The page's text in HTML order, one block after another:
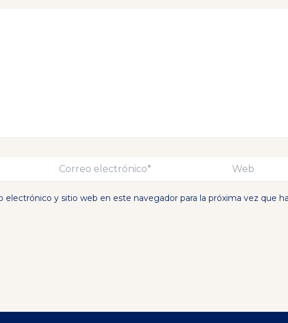
Correo
electrónico*
Web
electrónico y sitio web en este navegador para la próxima vez que